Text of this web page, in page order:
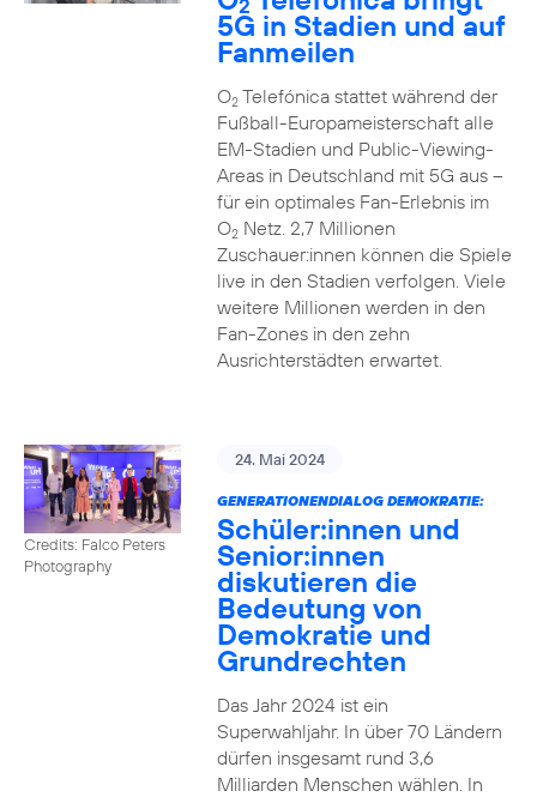
2
5G in Stadien und auf
Fanmeilen
O2Telefónica stattet während der
Fußball-Europameisterschaft alle
EM-Stadien und Public-Viewing-
Areas in Deutschland mit 5G aus –
für ein optimales Fan-Erlebnis im
O2Netz. 2,7 Millionen
Zuschauer:innen können die Spiele
live in den Stadien verfolgen. Viele
weitere Millionen werden in den
Fan-Zones in den zehn
Ausrichterstädten erwartet.
Credits: Falco Peters
Photography
24. Mai 2024
GENERATIONENDIALOG DEMOKRATIE:
Schüler:innen und
Senior:innen
diskutieren die
Bedeutung von
Demokratie und
Grundrechten
Das Jahr 2024 ist ein
Superwahljahr. In über 70 Ländern
dürfen insgesamt rund 3,6
Milliarden Menschen wählen. In